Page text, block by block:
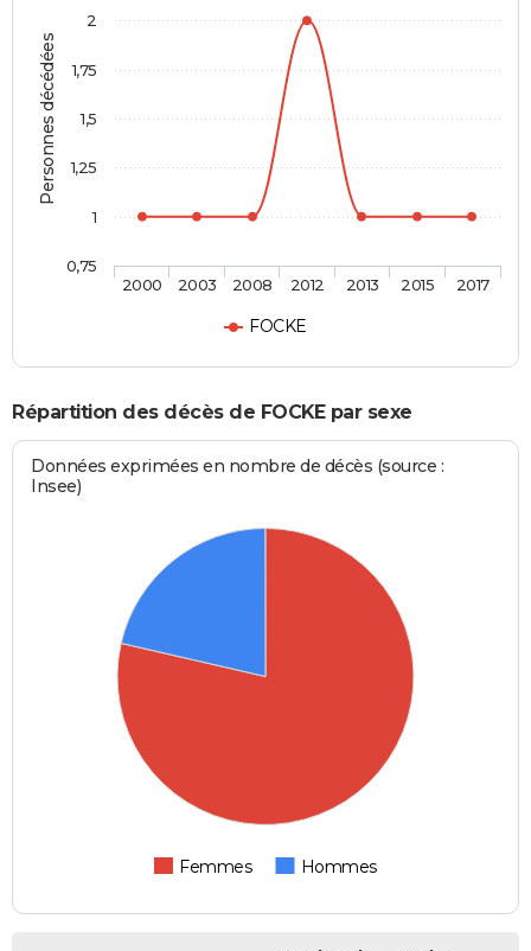
Personnes décédées
FOCKE
2000 2003 2008 2012 2013 2015 2017
0,75
1
1,25
1,5
1,75
2
Répartition des décès de FOCKE par sexe
Données exprimées en nombre de décès (source :
Insee)
Femmes Hommes